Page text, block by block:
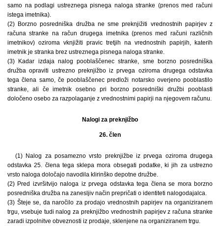
samo na podlagi ustreznega pisnega naloga stranke (prenos med računi
istega imetnika).
(2) Borzno posredniška družba ne sme preknjižiti vrednostnih papirjev z
računa stranke na račun drugega imetnika (prenos med računi različnih
imetnikov) oziroma vknjižiti pravic tretjih na vrednostnih papirjih, katerih
imetnik je stranka brez ustreznega pisnega naloga stranke.
(3) Kadar izdaja nalog pooblaščenec stranke, sme borzno posredniška
družba opraviti ustrezno preknjižbo iz prvega oziroma drugega odstavka
tega člena samo, če pooblaščenec predloži notarsko overjeno pooblastilo
stranke, ali če imetnik osebno pri borzno posredniški družbi pooblasti
določeno osebo za razpolaganje z vrednostnimi papirji na njegovem računu.
Nalogi za preknjižbo
26. člen
(1) Nalog za posamezno vrsto preknjižbe iz prvega oziroma drugega
odstavka 25. člena tega sklepa mora obsegati podatke, ki jih za ustrezno
vrsto naloga določajo navodila klirinško depotne družbe.
(2) Pred izvršitvijo naloga iz prvega odstavka tega člena se mora borzno
posredniška družba na zanesljiv način prepričati o identiteti nalogodajalca.
(3) Šteje se, da naročilo za prodajo vrednostnih papirjev na organiziranem
trgu, vsebuje tudi nalog za preknjižbo vrednostnih papirjev z računa stranke
zaradi izpolnitve obveznosti iz prodaje, sklenjene na organiziranem trgu.